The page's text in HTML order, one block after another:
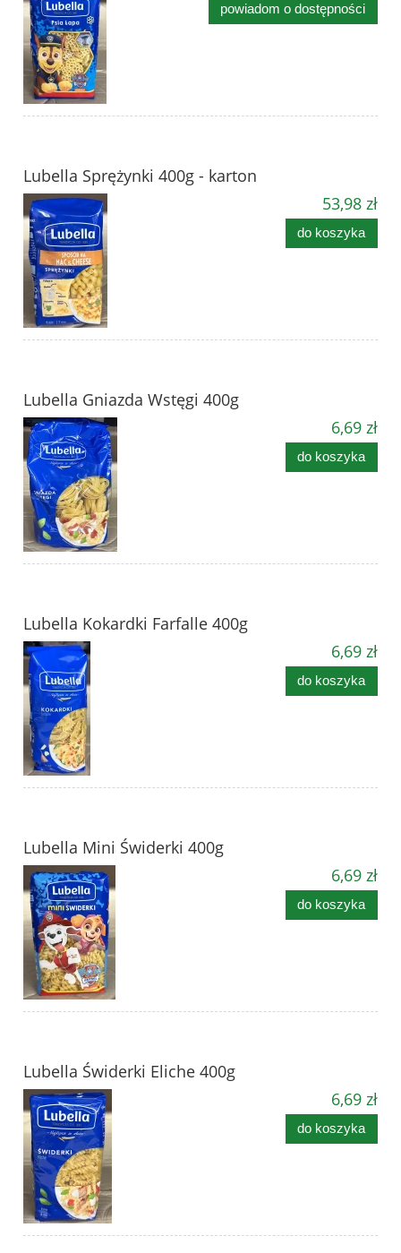
powiadom o dostępności
Lubella Sprężynki 400g - karton
53,98 zł
do koszyka
Lubella Gniazda Wstęgi 400g
6,69 zł
do koszyka
Lubella Kokardki Farfalle 400g
6,69 zł
do koszyka
Lubella Mini Świderki 400g
6,69 zł
do koszyka
Lubella Świderki Eliche 400g
6,69 zł
do koszyka